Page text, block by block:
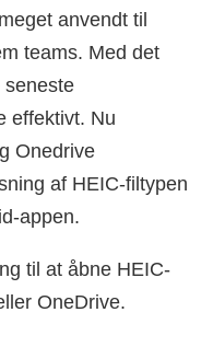
anvendt til
teams. Med det
seneste
effektivt. Nu
Onedrive
af HEIC-filtypen
appen.
til at åbne HEIC-
OneDrive.